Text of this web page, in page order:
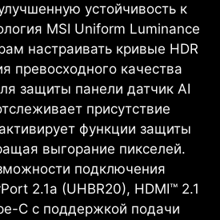
устойчивость к
MSI Uniform Luminance
настраивать кривые HDR
превосходного качества
защиты панели датчик AI
присутствие
функции защиты
выгорание пикселей.
подключения
2.1a (UHBR20), HDMI™ 2.1
C с поддержкой подачи